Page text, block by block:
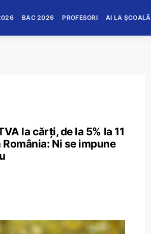
BAC 2026 PROFESORI AI LA ȘCOALĂ
la cărți, de la 5% la 11
Ni se impune